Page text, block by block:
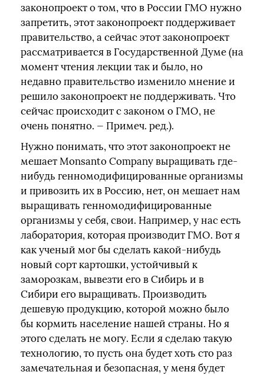
законопроект о том, что в России ГМО нужно
запретить, этот законопроект поддерживает
правительство, а сейчас этот законопроект
рассматривается в Государственной Думе (на
момент чтения лекции так и было, но
недавно правительство изменило мнение и
решило законопроект не поддерживать. Что
сейчас происходит с законом о ГМО, не
очень понятно. — Примеч. ред.).
Нужно понимать, что этот законопроект не
мешает Monsanto Company выращивать где-
нибудь генномодифицированные организмы
и привозить их в Россию, нет, он мешает нам
выращивать генномодифицированные
организмы у себя, свои. Например, у нас есть
лаборатория, которая производит ГМО. Вот я
как ученый мог бы сделать какой-нибудь
новый сорт картошки, устойчивый к
заморозкам, вывезти его в Сибирь и в
Сибири его выращивать. Производить
дешевую продукцию, которой можно было
бы кормить население нашей страны. Но я
этого сделать не могу. Если я сделаю такую
технологию, то пусть она будет хоть сто раз
замечательная и безопасная, у меня будет